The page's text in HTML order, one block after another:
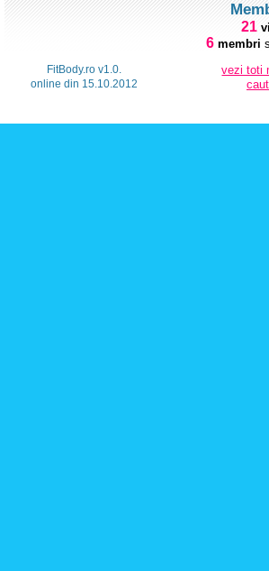
FitBody.ro v1.0.
online din 15.10.2012
21
6 membri
vezi toti